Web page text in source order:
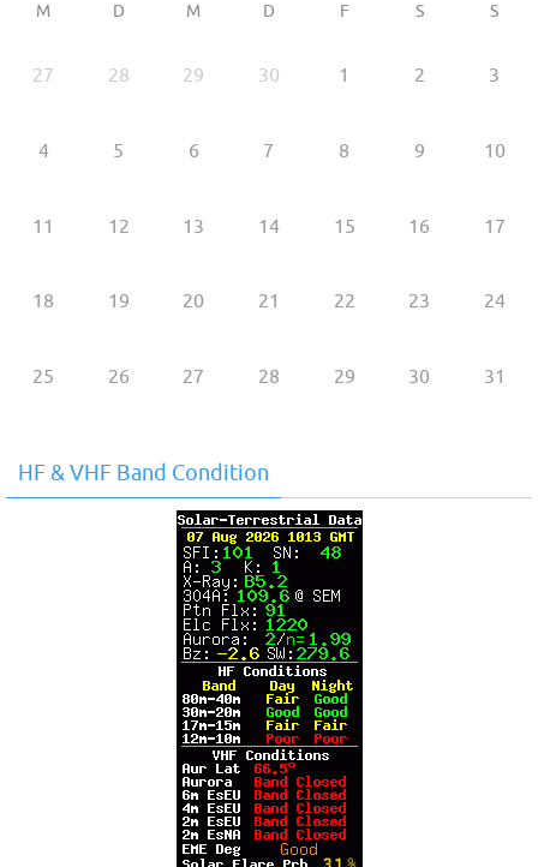
M D M D F S S
27 28 29 30 1 2 3
4 5 6 7 8 9 10
11 12 13 14 15 16 17
18 19 20 21 22 23 24
25 26 27 28 29 30 31
HF & VHF Band Condition